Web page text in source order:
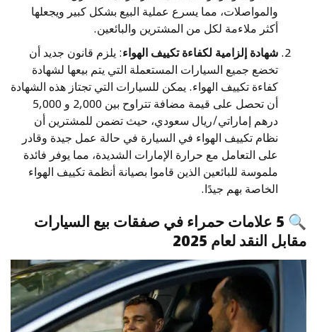
والمواصلات، مما يسرع عملية البيع بشكل كبير ويجعلها
أكثر ملاءمة لكل من المشترين والبائعين.
شهادة إلزامية لكفاءة تكييف الهواء: يلزم قانون جديد أن
تخضع جميع السيارات المستعملة التي يتم بيعها لشهادة
كفاءة تكييف الهواء. يمكن للسيارات التي تجتاز هذه الشهادة
أن تحصل على قيمة مضافة تتراوح بين 2,000 و 5,000
درهم إماراتي/ريال سعودي، حيث تضمن للمشترين أن
نظام تكييف الهواء في السيارة في حالة عمل جيدة وقادر
على التعامل مع حرارة الإمارات الشديدة، مما يوفر فائدة
ملموسة للبائعين الذين قاموا بصيانة أنظمة تكييف الهواء
الخاصة بهم جيدًا.
🔍
5 علامات حمراء في صفقات بيع السيارات
مقابل النقد لعام 2025